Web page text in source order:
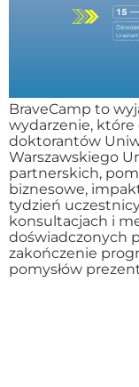
BraveCamp to
wydarzenie, które
doktorantów
Warszawskiego
partnerskich,
biznesowe,
tydzień
konsultacjach i
doświadczonych
zakończenie
pomysłów